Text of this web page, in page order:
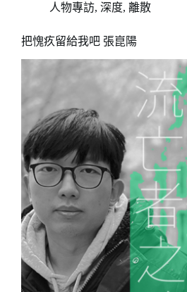
人物專訪, 深度, 離散
把愧疚留給我吧 張崑陽